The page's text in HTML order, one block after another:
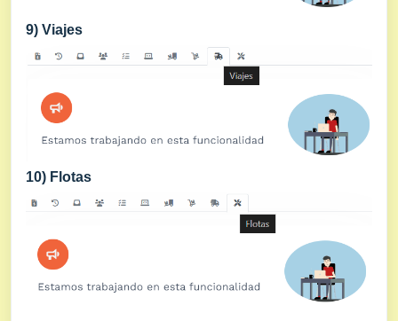
9) Viajes
10) Flotas